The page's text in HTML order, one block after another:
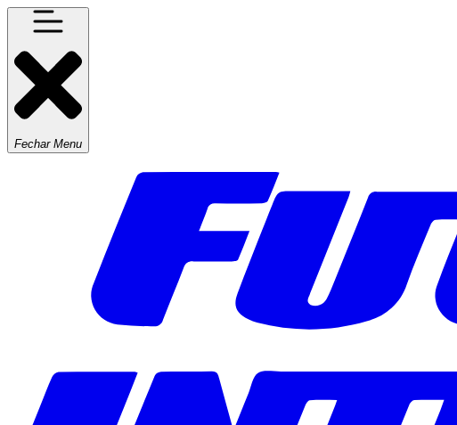
Fechar Menu